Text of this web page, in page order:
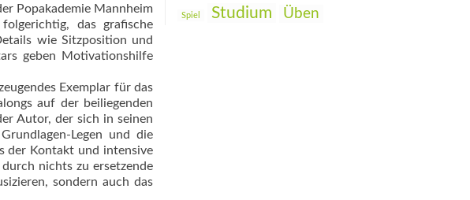
Popakademie Mannheim
das grafische
wie Sitzposition und
geben Motivationshilfe
Exemplar für das
auf der beiliegenden
Autor, der sich in seinen
Legen und die
der Kontakt und intensive
nichts zu ersetzende
sondern auch das
Spiel Studium Üben